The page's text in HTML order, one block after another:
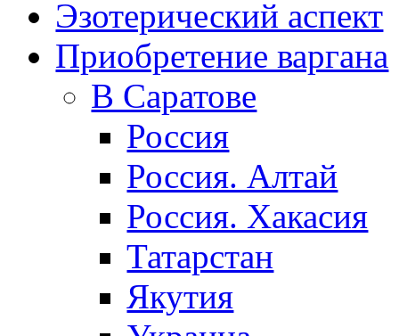
Эзотерический аспект
Приобретение варгана
В Саратове
Россия
Россия. Алтай
Россия. Хакасия
Татарстан
Якутия